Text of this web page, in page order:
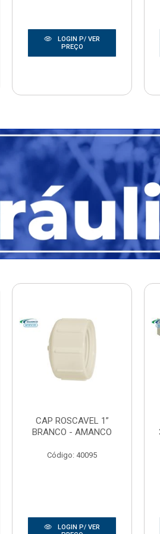
LOGIN P/ VER
PREÇO
CAP ROSCAVEL 1”
BRANCO - AMANCO
Código: 40095
LOGIN P/ VER